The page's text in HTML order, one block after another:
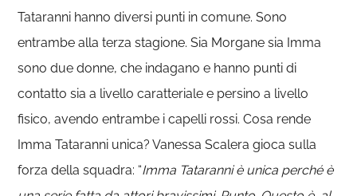
Tataranni hanno diversi punti in comune. Sono
entrambe alla terza stagione. Sia Morgane sia Imma
sono due donne, che indagano e hanno punti di
contatto sia a livello caratteriale e persino a livello
fisico, avendo entrambe i capelli rossi. Cosa rende
Imma Tataranni unica? Vanessa Scalera gioca sulla
forza della squadra: “Imma Tataranni è unica perché è